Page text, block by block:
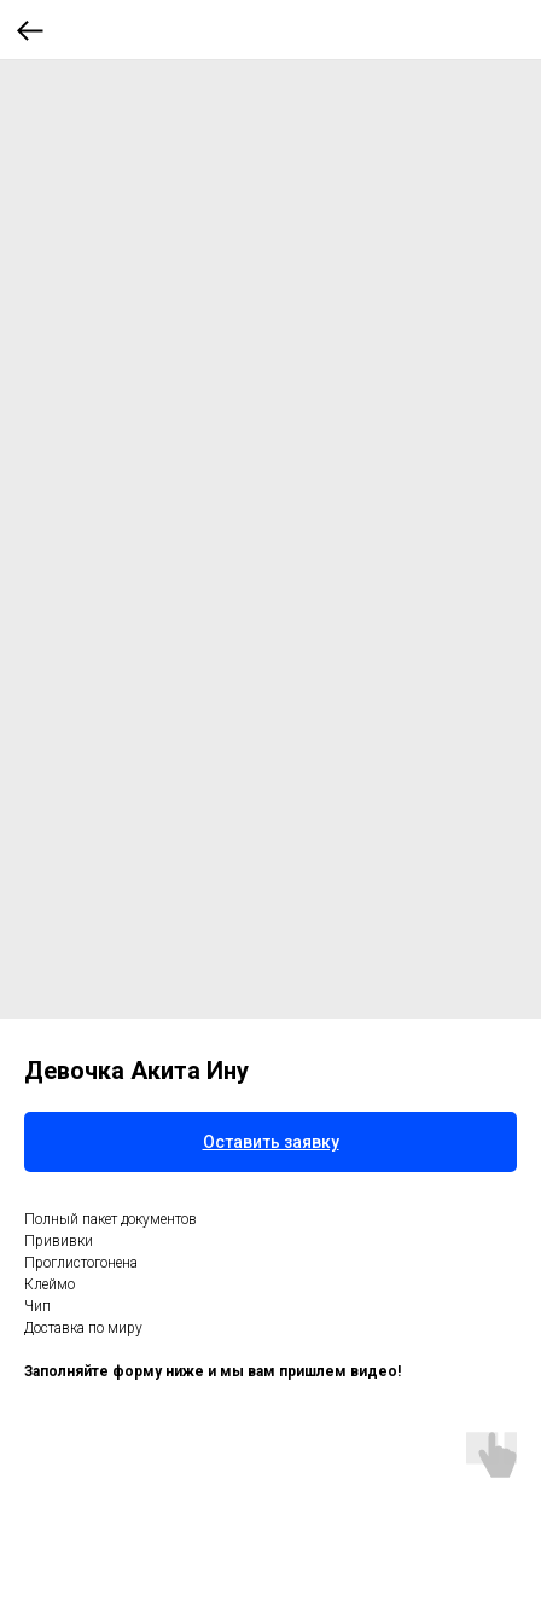
Девочка Акита Ину
Оставить заявку
Полный пакет документов
Прививки
Проглистогонена
Клеймо
Чип
Доставка по миру
Заполняйте форму ниже и мы вам пришлем видео!